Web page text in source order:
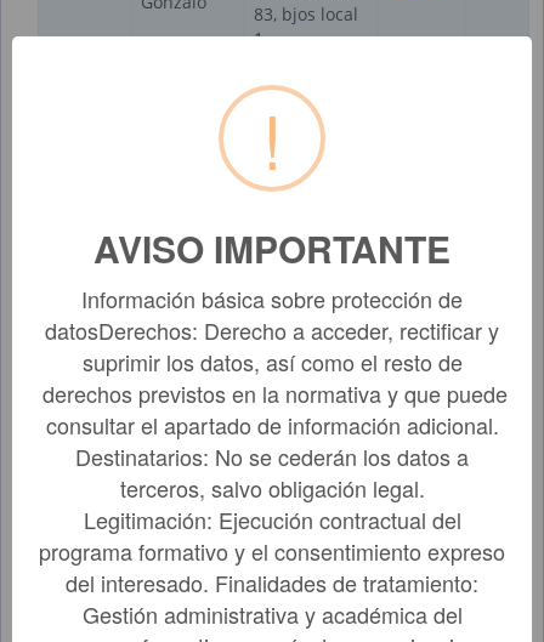
83, bjos local
1
BARCELONA,
BARCELONA,
Moianès, 61,
bxos
Balcells,
Antonio
08015,
159
76093
Bonafonte,
Abel
MOLINS DE
REI,
BARCELONA,
08750, Rafael
de Casanova,
75, 1º, 4ª
79182
Cozar,
Carlos
SANTA
COLOMA DE
GRAMENET,
BARCELONA,
08921,
Mossèn Camil
!
AVISO IMPORTANTE
Información básica sobre protección de
datosDerechos: Derecho a acceder, rectificar y
suprimir los datos, así como el resto de
derechos previstos en la normativa y que puede
consultar el apartado de información adicional.
Destinatarios: No se cederán los datos a
terceros, salvo obligación legal.
Legitimación: Ejecución contractual del
programa formativo y el consentimiento expreso
del interesado. Finalidades de tratamiento:
Gestión administrativa y académica del